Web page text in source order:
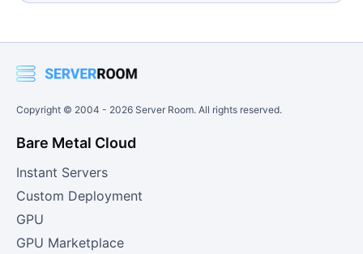
Copyright © 2004 - 2026 Server Room. All rights reserved.
Bare Metal Cloud
Instant Servers
Custom Deployment
GPU
GPU Marketplace